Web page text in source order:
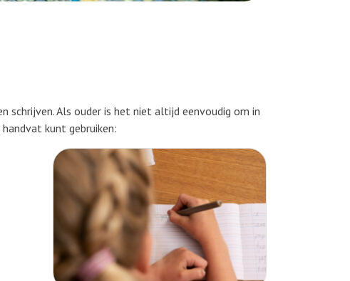
schrijven. Als ouder is het niet altijd eenvoudig om in
kunt gebruiken: